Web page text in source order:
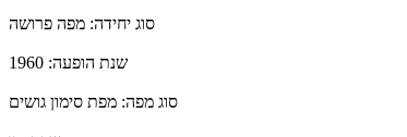
סוג יחידה: מפה פרושה
שנת הופעה: 1960
סוג מפה: מפת סימון גושים